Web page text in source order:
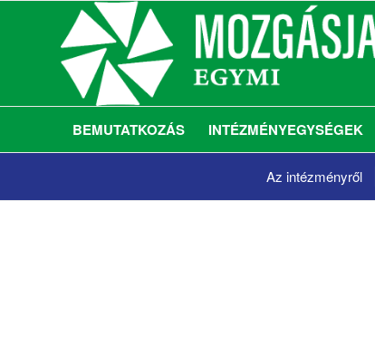
BEMUTATKOZÁS INTÉZMÉNYEGYSÉGEK
Az intézményről